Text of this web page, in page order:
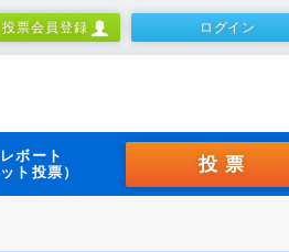
票会員登録 ログイン
ボート
ット投票）
投票